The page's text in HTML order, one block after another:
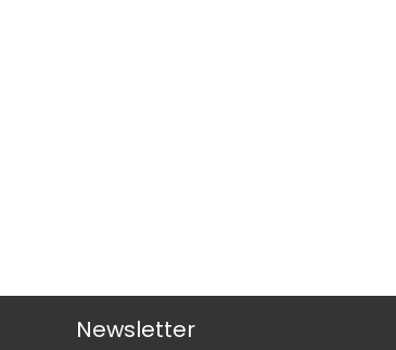
Newsletter